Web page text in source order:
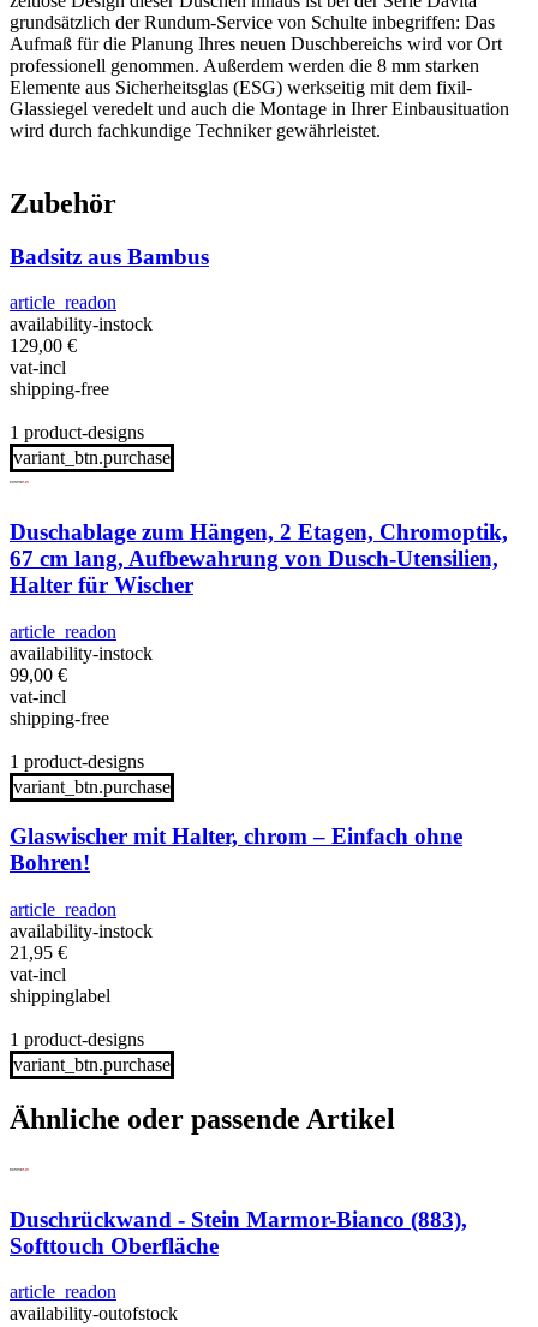
grundsätzlich der Rundum-Service von Schulte inbegriffen: Das
Aufmaß für die Planung Ihres neuen Duschbereichs wird vor Ort
professionell genommen. Außerdem werden die 8 mm starken
Elemente aus Sicherheitsglas (ESG) werkseitig mit dem fixil-
Glassiegel veredelt und auch die Montage in Ihrer Einbausituation
wird durch fachkundige Techniker gewährleistet.
Zubehör
Badsitz aus Bambus
article_readon
availability-instock
129,00 €
vat-incl
shipping-free
1 product-designs
variant_btn.purchase
Duschablage zum Hängen, 2 Etagen, Chromoptik,
67 cm lang, Aufbewahrung von Dusch-Utensilien,
Halter für Wischer
article_readon
availability-instock
99,00 €
vat-incl
shipping-free
1 product-designs
variant_btn.purchase
Glaswischer mit Halter, chrom – Einfach ohne
Bohren!
article_readon
availability-instock
21,95 €
vat-incl
shippinglabel
1 product-designs
variant_btn.purchase
Ähnliche oder passende Artikel
Duschrückwand - Stein Marmor-Bianco (883),
Softtouch Oberfläche
article_readon
availability-outofstock